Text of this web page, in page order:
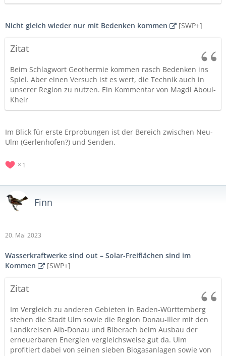
Nicht gleich wieder nur mit Bedenken kommen [SWP+]
Zitat
Beim Schlagwort Geothermie kommen rasch Bedenken ins
Spiel. Aber einen Versuch ist es wert, die Technik auch in
unserer Region zu nutzen. Ein Kommentar von Magdi Aboul-
Kheir
Im Blick für erste Erprobungen ist der Bereich zwischen Neu-
Ulm (Gerlenhofen?) und Senden.
1
Finn
20. Mai 2023
Wasserkraftwerke sind out – Solar-Freiflächen sind im
Kommen
[SWP+]
Zitat
Im Vergleich zu anderen Gebieten in Baden-Württemberg
stehen die Stadt Ulm sowie die Region Donau-Iller mit den
Landkreisen Alb-Donau und Biberach beim Ausbau der
erneuerbaren Energien vergleichsweise gut da. Ulm
profitiert dabei von seinen sieben Biogasanlagen sowie von